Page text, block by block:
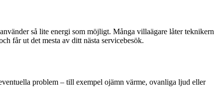
så lite energi som möjligt. Många villaägare låter teknikern
får ut det mesta av ditt nästa servicebesök.
problem – till exempel ojämn värme, ovanliga ljud eller